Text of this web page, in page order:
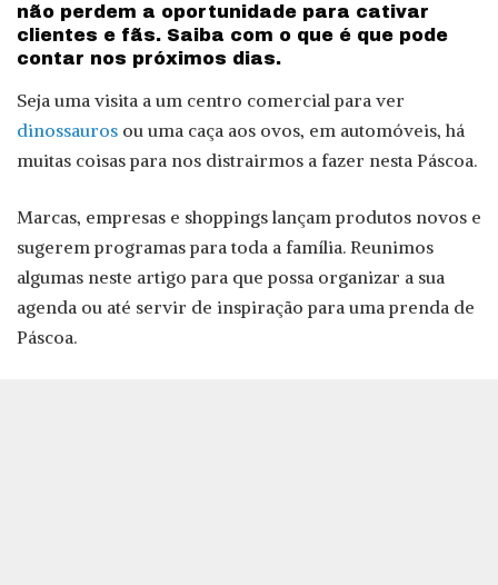
não perdem a oportunidade para cativar
clientes e fãs. Saiba com o que é que pode
contar nos próximos dias.
Seja uma visita a um centro comercial para ver
dinossauros ou uma caça aos ovos, em automóveis, há
muitas coisas para nos distrairmos a fazer nesta Páscoa.
Marcas, empresas e shoppings lançam produtos novos e
sugerem programas para toda a família. Reunimos
algumas neste artigo para que possa organizar a sua
agenda ou até servir de inspiração para uma prenda de
Páscoa.